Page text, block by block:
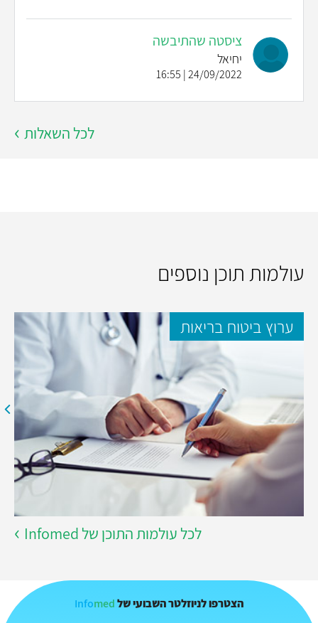
ציסטה שהתיבשה
יחיאל
24/09/2022 | 16:55
לכל השאלות
עולמות תוכן נוספים
ערוץ ביטוח בריאות
לכל עולמות התוכן של Infomed
הצטרפו לניוזלטר השבועי של Infomed